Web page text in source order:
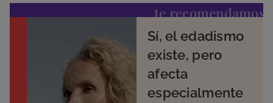
te recomendamos
Sí, el edadismo
existe, pero
afecta
especialmente